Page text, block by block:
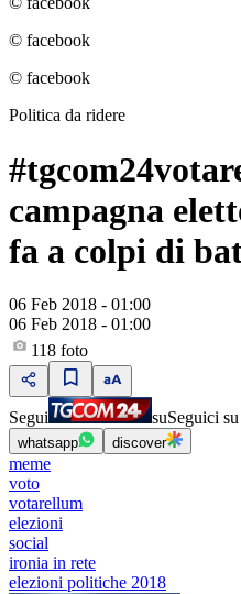
© facebook
© facebook
Politica da ridere
campagna
fa a colpi di
06 Feb 2018 - 01:00
06 Feb 2018 - 01:00
118 foto
Segui suSeguici su
whatsapp discover
meme
voto
votarellum
elezioni
social
ironia in rete
elezioni politiche 2018